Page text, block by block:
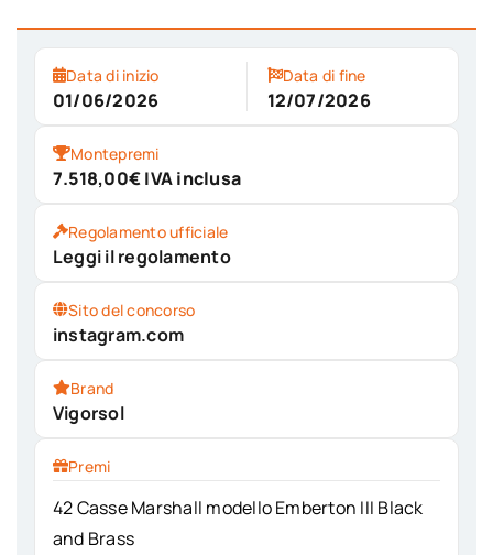
Data di inizio
01/06/2026
Data di fine
12/07/2026
Montepremi
7.518,00€ IVA inclusa
Regolamento ufficiale
Leggi il regolamento
Sito del concorso
instagram.com
Brand
Vigorsol
Premi
42 Casse Marshall modello Emberton III Black
and Brass